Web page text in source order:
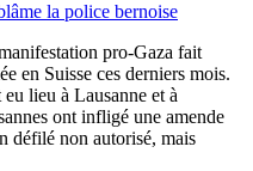
la police bernoise
pro-Gaza fait
en Suisse ces derniers mois.
lieu à Lausanne et à
ont infligé une amende
défilé non autorisé, mais